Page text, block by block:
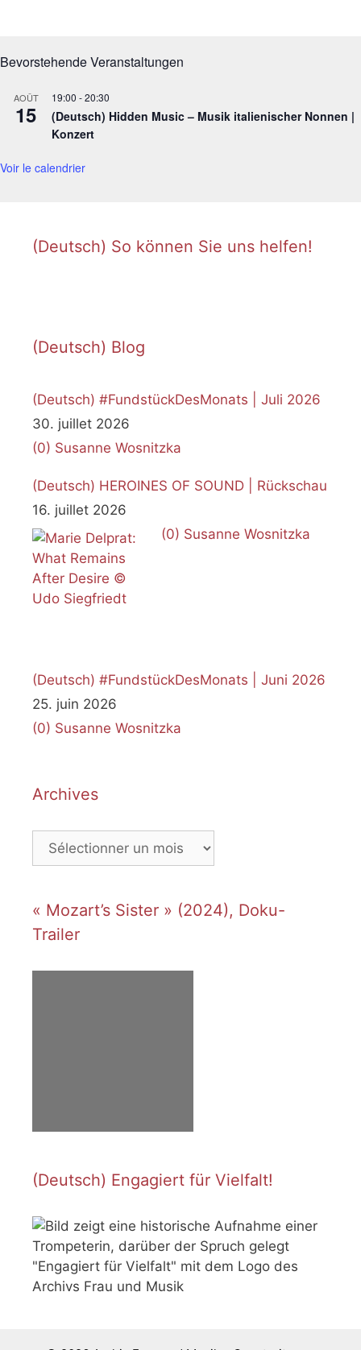
Bevorstehende Veranstaltungen
AOÛT
15
19:00 -20:30
(Deutsch) Hidden Music – Musik italienischer Nonnen |
Konzert
Voir le calendrier
(Deutsch) So können Sie uns helfen!
(Deutsch) Blog
(Deutsch) #FundstückDesMonats | Juli 2026
30. juillet 2026
(0) Susanne Wosnitzka
(Deutsch) HEROINES OF SOUND | Rückschau
16. juillet 2026
(0) Susanne Wosnitzka
(Deutsch) #FundstückDesMonats | Juni 2026
25. juin 2026
(0) Susanne Wosnitzka
Archives
Archives
« Mozart’s Sister » (2024), Doku-
Trailer
(Deutsch) Engagiert für Vielfalt!